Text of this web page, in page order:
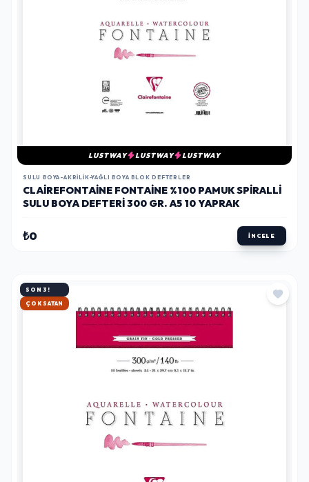
LUSTWAY LUSTWAY LUSTWAY
SULU BOYA-AKRILIK-YAĞLI BOYA BLOK DEFTERLER
CLAIREFONTAINE FONTAINE %100 PAMUK SPIRALLI
SULU BOYA DEFTERI 300 GR. A5 10 YAPRAK
₺0 İNCELE
SON 3!
HIZLI KARGO